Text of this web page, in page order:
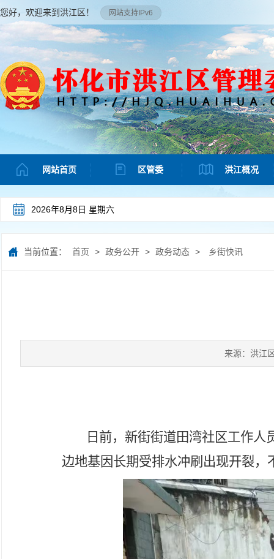
您好，欢迎来到洪江区！ 网站支持IPv6
网站首页 区管委 洪江概况
2026年8月8日 星期六
当前位置： 首页 > 政务公开 > 政务动态 > 乡街快讯
来源：洪江
日前，新街街道田湾社区工作
边地基因长期受排水冲刷出现开裂